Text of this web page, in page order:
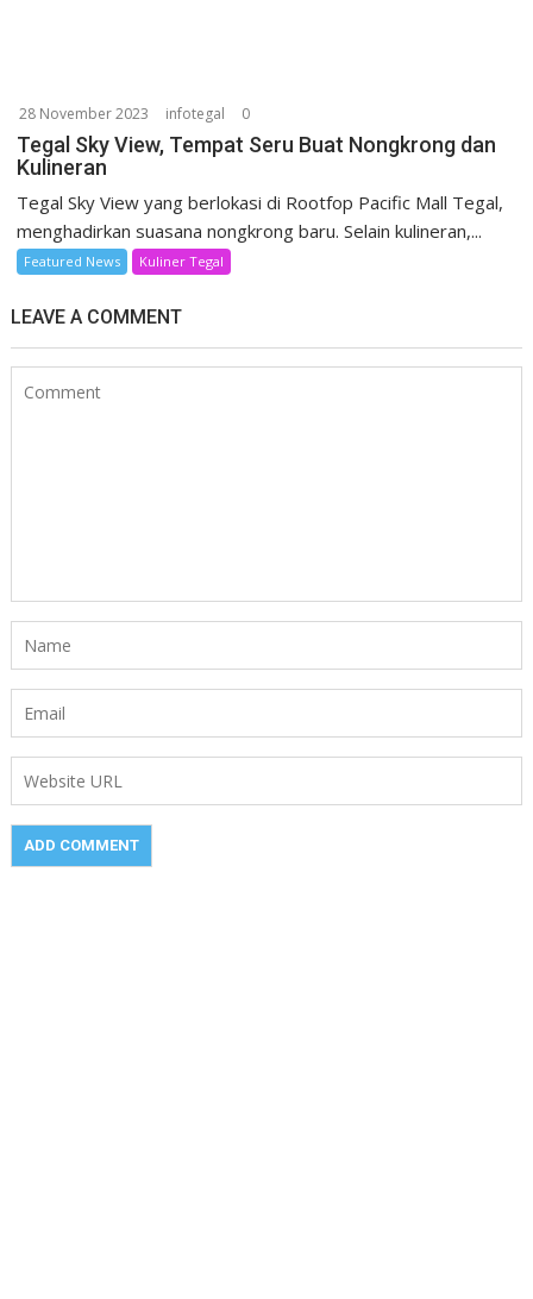
28 November 2023 infotegal 0
Tegal Sky View, Tempat Seru Buat Nongkrong dan
Kulineran
Tegal Sky View yang berlokasi di Rootfop Pacific Mall Tegal,
menghadirkan suasana nongkrong baru. Selain kulineran,...
Featured News Kuliner Tegal
LEAVE A COMMENT